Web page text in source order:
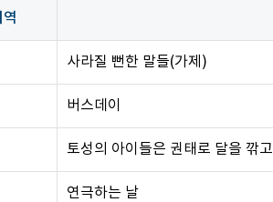
역
사라질 뻔한 말들(가제)
버스데이
토성의 아이들은 권태로 달을 깎고
연극하는 날